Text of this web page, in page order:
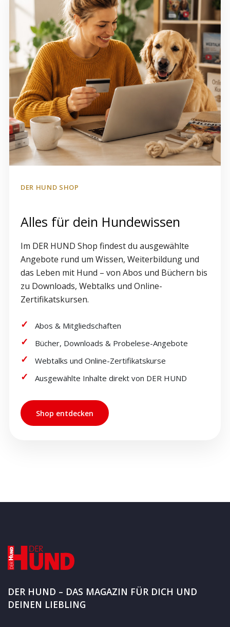
DER HUND SHOP
Alles für dein Hundewissen
Im DER HUND Shop findest du ausgewählte
Angebote rund um Wissen, Weiterbildung und
das Leben mit Hund – von Abos und Büchern bis
zu Downloads, Webtalks und Online-
Zertifikatskursen.
Abos & Mitgliedschaften
Bücher, Downloads & Probelese-Angebote
Webtalks und Online-Zertifikatskurse
Ausgewählte Inhalte direkt von DER HUND
Shop entdecken
DER HUND – DAS MAGAZIN FÜR DICH UND
DEINEN LIEBLING